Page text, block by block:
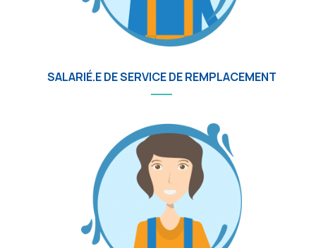
SALARIÉ.E DE SERVICE DE REMPLACEMENT